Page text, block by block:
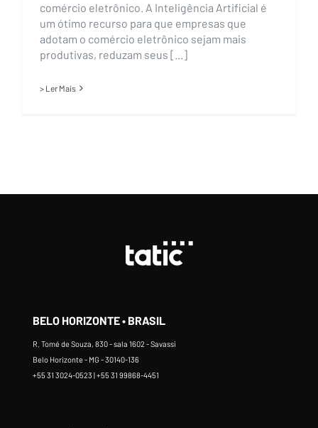
comércio eletrônico. A Inteligência Artificial é
um ótimo recurso para que empresas que
adotam o comércio eletrônico sejam mais
produtivas, reduzam seus [...]
> Ler Mais
BELO HORIZONTE • BRASIL
R. Tomé de Souza, 830 - sala 1602 - Savassi
Belo Horizonte - MG - 30140-136
+55 31 3024-0523 | +55 31 99868-4451